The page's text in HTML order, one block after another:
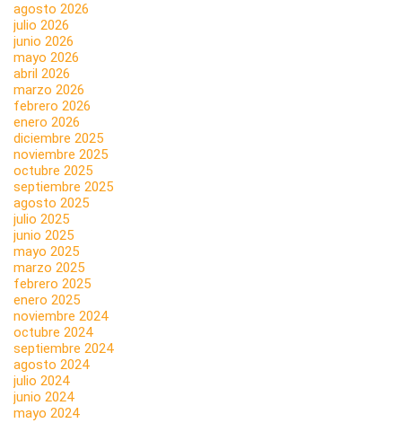
agosto 2026
julio 2026
junio 2026
mayo 2026
abril 2026
marzo 2026
febrero 2026
enero 2026
diciembre 2025
noviembre 2025
octubre 2025
septiembre 2025
agosto 2025
julio 2025
junio 2025
mayo 2025
marzo 2025
febrero 2025
enero 2025
noviembre 2024
octubre 2024
septiembre 2024
agosto 2024
julio 2024
junio 2024
mayo 2024